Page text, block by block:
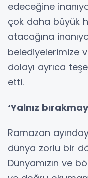
edeceğine
çok daha büyük
atacağına
belediyelerimize
dolayı ayrıca
etti.
‘Yalnız
Ramazan
dünya zorlu bir
Dünyamızın ve